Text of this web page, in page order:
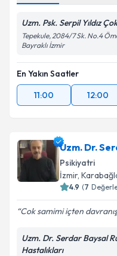
Uzm. Psk. Serpil Yıldız
Tepekule, 2084/7 Sk. No.4
Bayraklı İzmir
En Yakın Saatler
11:00
12:00
Uzm. Dr.
Psikiyatri
İzmir,
4.9 (7
Cok samimi içten
Uzm. Dr. Serdar Baysal
Hastalıkları